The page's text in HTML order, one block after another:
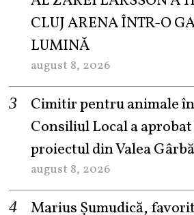
CLUJ ARENA ÎNTR-O
LUMINĂ
august 8, 2026
Cimitir pentru animale
Consiliul Local a
proiectul din Valea
august 8, 2026
Marius Șumudică,